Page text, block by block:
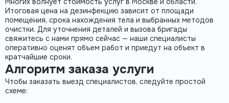
Итоговая цена на дезинфекцию зависит от площади
помещения, срока нахождения тела и выбранных методов
очистки. Для уточнения деталей и вызова бригады
свяжитесь с нами прямо сейчас — наши специалисты
оперативно оценят объем работ и приедут на объект в
кратчайшие сроки.
Алгоритм заказа услуги
Чтобы заказать выезд специалистов, следуйте простой
схеме: